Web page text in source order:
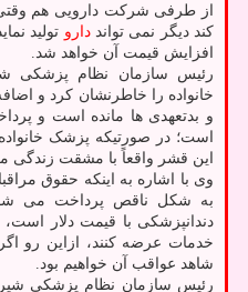
از طرفی شرکت دارویی هم
کند دیگر نمی توانددارو تولید
افزایش قیمت آن خواهد شد.
رئیس سازمان نظام پزشکی
خانواده را خاطرنشان کرد و
است؛ در صورتیکه پزشک
این قشر واقعاً با مشقت زندگی
به شکل ناقص پرداخت می
دندانپزشکی با قیمت دلار است،
خدمات عرضه کنند، ازاین رو
شاهد عواقب آن خواهیم بود.
رئیس سازمان نظام پزشکی